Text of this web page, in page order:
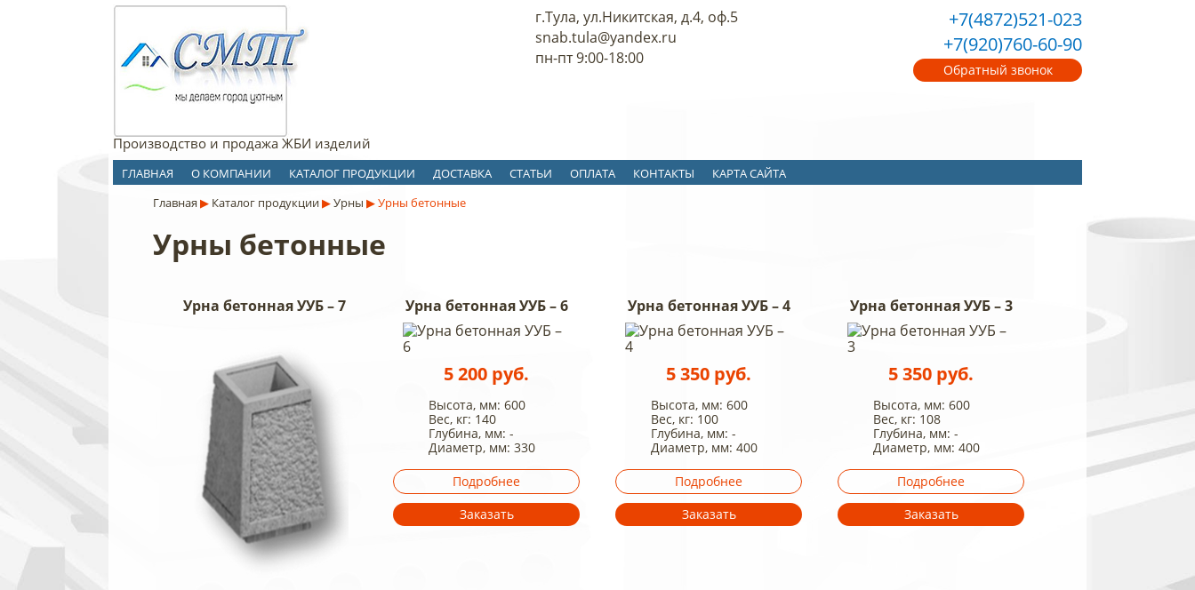
Производство и продажа ЖБИ изделий
г.Тула, ул.Никитская, д.4, оф.5
snab.tula@yandex.ru
пн-пт 9:00-18:00
+7(4872)521-023
+7(920)760-60-90
Обратный звонок
ГЛАВНАЯ О КОМПАНИИ КАТАЛОГ ПРОДУКЦИИ ДОСТАВКА СТАТЬИ ОПЛАТА КОНТАКТЫ
КАРТА САЙТА
Главная ▶ Каталог продукции▶Урны ▶Урны бетонные
Урны бетонные
Урна бетонная УУБ – 7 Урна бетонная УУБ – 6
5 200 руб.
Высота, мм: 600
Вес, кг: 140
Глубина, мм: -
Диаметр, мм: 330
Подробнее
Заказать
Урна бетонная УУБ – 4
5 350 руб.
Высота, мм: 600
Вес, кг: 100
Глубина, мм: -
Диаметр, мм: 400
Подробнее
Заказать
Урна бетонная УУБ – 3
5 350 руб.
Высота, мм: 600
Вес, кг: 108
Глубина, мм: -
Диаметр, мм: 400
Подробнее
Заказать